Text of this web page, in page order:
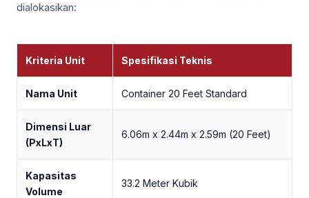
dialokasikan:
Kriteria Unit Spesifikasi Teknis
Nama Unit Container 20 Feet Standard
Dimensi Luar
(PxLxT)
6.06m x 2.44m x 2.59m (20 Feet)
Kapasitas
Volume
33.2 Meter Kubik